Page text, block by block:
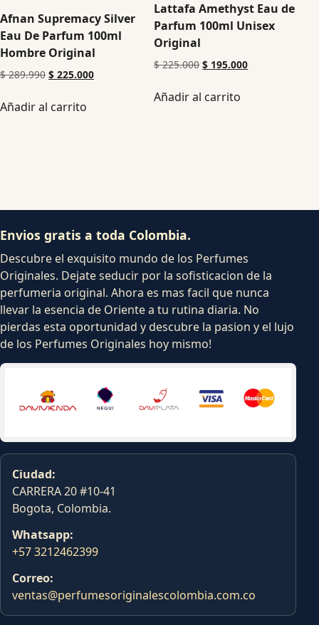
Afnan Supremacy Silver
Eau De Parfum 100ml
Hombre Original
$289.990 $ 225.000
Añadir al carrito
Lattafa Amethyst Eau de
Parfum 100ml Unisex
Original
$225.000 $ 195.000
Añadir al carrito
Envios gratis a toda Colombia.
Descubre el exquisito mundo de los Perfumes
Originales. Dejate seducir por la sofisticacion de la
perfumeria original. Ahora es mas facil que nunca
llevar la esencia de Oriente a tu rutina diaria. No
pierdas esta oportunidad y descubre la pasion y el lujo
de los Perfumes Originales hoy mismo!
Ciudad:
CARRERA 20 #10-41
Bogota, Colombia.
Whatsapp:
+57 3212462399
Correo:
ventas@perfumesoriginalescolombia.com.co